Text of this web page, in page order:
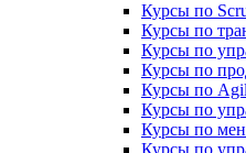
Курсы по
Курсы по
Курсы по
Курсы по
Курсы по
Курсы по
Курсы по